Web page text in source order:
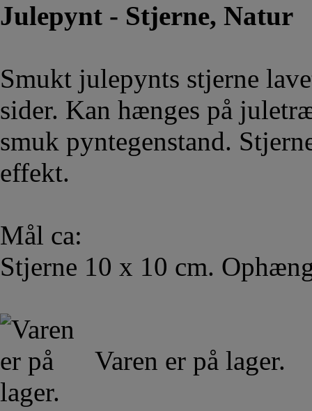
Julepynt - Stjerne, Natur
Smukt julepynts stjerne
sider. Kan hænges på
smuk pyntegenstand.
effekt.
Mål ca:
Stjerne 10 x 10 cm.
Varen er på lager.